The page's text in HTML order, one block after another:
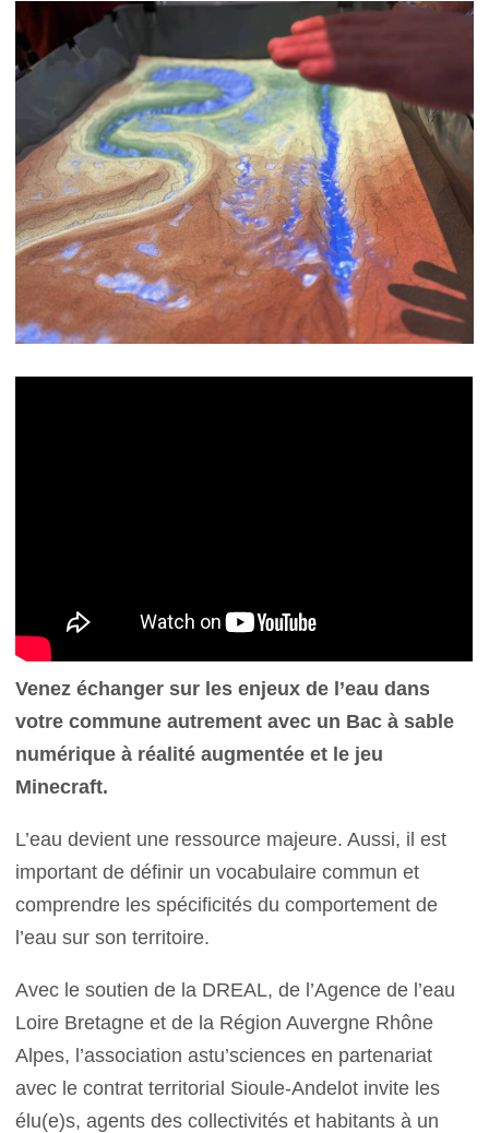
Venez échanger sur les enjeux de l’eau dans
votre commune autrement avec un Bac à sable
numérique à réalité augmentée et le jeu
Minecraft.
L’eau devient une ressource majeure. Aussi, il est
important de définir un vocabulaire commun et
comprendre les spécificités du comportement de
l’eau sur son territoire.
Avec le soutien de la DREAL, de l’Agence de l’eau
Loire Bretagne et de la Région Auvergne Rhône
Alpes, l’association astu’sciences en partenariat
avec le contrat territorial Sioule-Andelot invite les
élu(e)s, agents des collectivités et habitants à un